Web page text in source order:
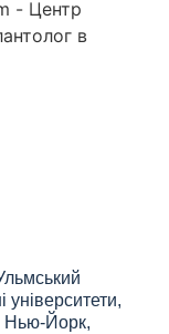
університети,
Нью-Йорк,